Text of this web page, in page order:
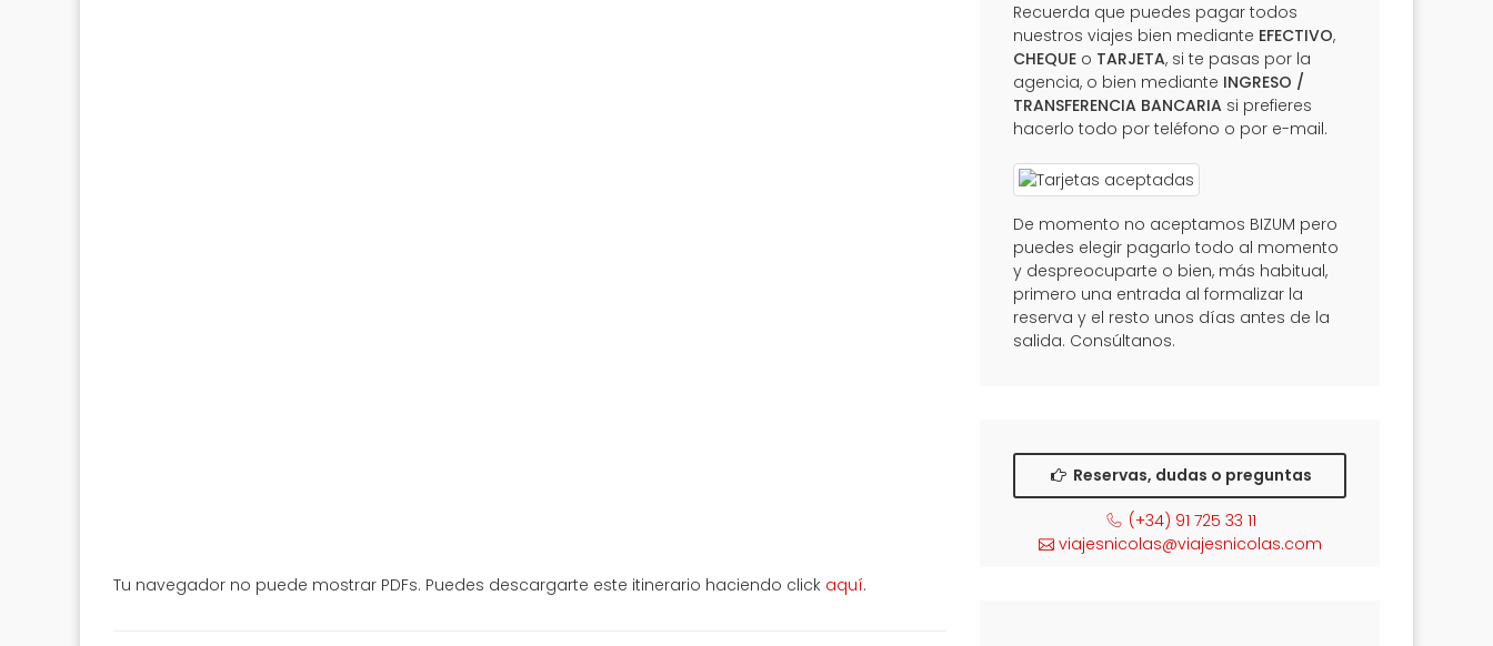
Tu navegador no puede mostrar PDFs. Puedes descargarte este itinerario haciendo click aquí.
Recuerda que puedes pagar todos
nuestros viajes bien mediante EFECTIVO,
CHEQUE o TARJETA, si te pasas por la
agencia, o bien mediante INGRESO /
TRANSFERENCIA BANCARIA si prefieres
hacerlo todo por teléfono o por e-mail.
De momento no aceptamos BIZUM pero
puedes elegir pagarlo todo al momento
y despreocuparte o bien, más habitual,
primero una entrada al formalizar la
reserva y el resto unos días antes de la
salida. Consúltanos.
Reservas, dudas o preguntas
(+34) 91 725 33 11
viajesnicolas@viajesnicolas.com